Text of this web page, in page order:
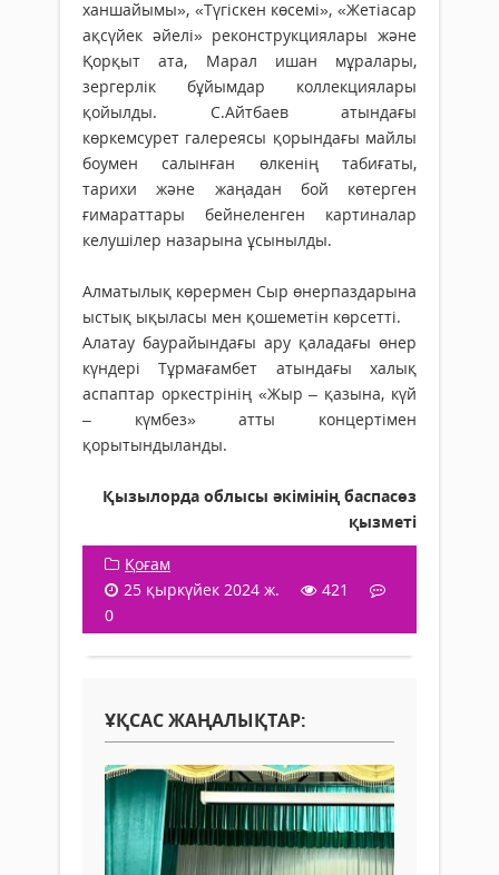
ханшайымы», «Түгіскен көсемі», «Жетіасар
ақсүйек әйелі» реконструкциялары және
Қорқыт ата, Марал ишан мұралары,
зергерлік бұйымдар коллекциялары
қойылды. С.Айтбаев атындағы
көркемсурет галереясы қорындағы майлы
боумен салынған өлкенің табиғаты,
тарихи және жаңадан бой көтерген
ғимараттары бейнеленген картиналар
келушілер назарына ұсынылды.
Алматылық көрермен Сыр өнерпаздарына
ыстық ықыласы мен қошеметін көрсетті.
Алатау баурайындағы ару қаладағы өнер
күндері Тұрмағамбет атындағы халық
аспаптар оркестрінің «Жыр – қазына, күй
– күмбез» атты концертімен
қорытындыланды.
Қызылорда облысы әкімінің баспасөз
қызметі
Қоғам
25 қыркүйек 2024 ж.
421
0
ҰҚСАС ЖАҢАЛЫҚТАР: